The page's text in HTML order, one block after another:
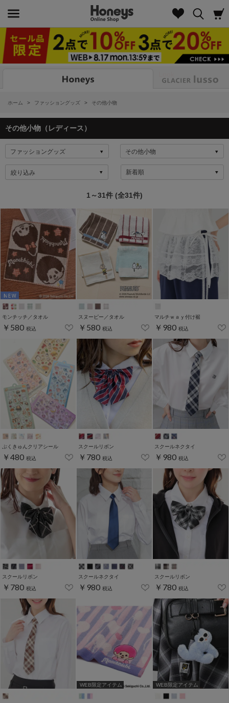
ホーム > ファッショングッズ > その他小物
その他小物（レディース）
絞り込み
1～31件 (全31件)
モンチッチ／タオル
￥580 税込
スヌーピー／タオル
￥580 税込
マルチｗａｙ付け裾
￥980 税込
ぷくきゅんクリアシール
￥480 税込
スクールリボン
￥780 税込
スクールネクタイ
￥980 税込
スクールリボン
￥780 税込
スクールネクタイ
￥980 税込
スクールリボン
￥780 税込
WEB限定アイテム WEB限定アイテム